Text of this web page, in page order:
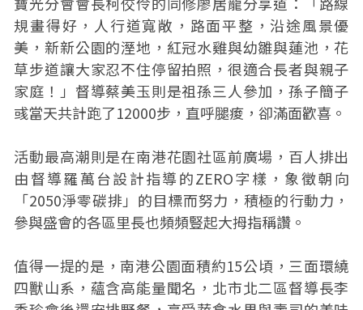
規畫得好，人行道寬敞，路面平整，沿途風景優
美，新新公園的溼地，紅冠水雞與幼雛與蓮池，花
草步道讓大家忍不住停留拍照，很適合長者與親子
家庭！」督導蔡美玉則是祖孫三人參加，孫子簡子
彧當天共計跑了12000步，直呼腿痠，卻滿面歡喜。
活動最高潮則是在南港花園社區前廣場，百人排出
由督導羅萬台設計指導的ZERO字樣，象徵朝向
「2050淨零碳排」的目標而努力，積極的行動力，
參與盛會的各區里長也頻頻豎起大拇指稱讚。
值得一提的是，南港公園面積約15公頃，三面環繞
四獸山系，蘊含高能量聞名，北市北二區督導長李